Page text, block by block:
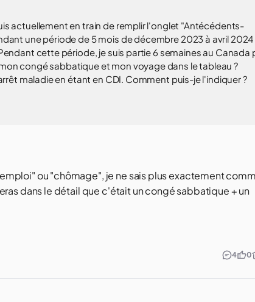
actuellement en train de remplir l'onglet "Antécédents-
une période de 5 mois de décembre 2023 à avril 2024
cette période, je suis partie 6 semaines au Canada
congé sabbatique et mon voyage dans le tableau ?
maladie en étant en CDI. Comment puis-je l'indiquer ?
ou "chômage", je ne sais plus exactement
dans le détail que c'était un congé sabbatique + un
4 0